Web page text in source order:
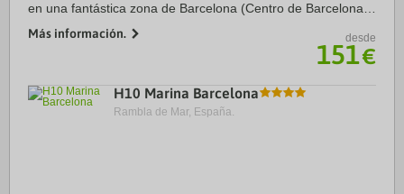
en una fantástica zona de Barcelona (Centro de Barcelona),
Catalunya. Además, este hotel ...
Más información. desde
151€
H10 Marina Barcelona
Rambla de Mar, España.